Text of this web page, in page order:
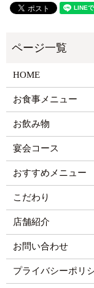
HOME
お食事メニュー
お飲み物
宴会コース
おすすめメニュー
こだわり
店舗紹介
お問い合わせ
プライバシーポリ